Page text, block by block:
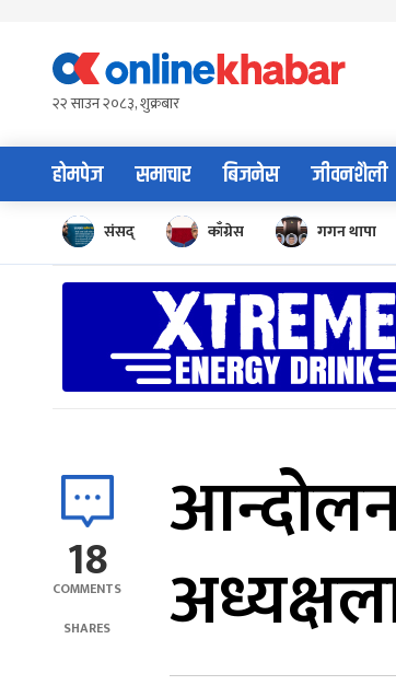
content२२ साउन २०८३, शुक्रबार
होमपेज समाचार बिजनेस जीवनशैली
संसद् काँग्रेस गगन थापा
18
COMMENTS
SHARES